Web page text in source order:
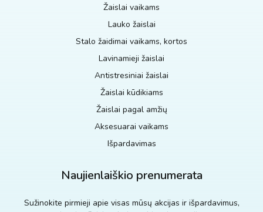
Žaislai vaikams
Lauko žaislai
Stalo žaidimai vaikams, kortos
Lavinamieji žaislai
Antistresiniai žaislai
Žaislai kūdikiams
Žaislai pagal amžių
Aksesuarai vaikams
Išpardavimas
Naujienlaiškio prenumerata
Sužinokite pirmieji apie visas mūsų akcijas ir išpardavimus,